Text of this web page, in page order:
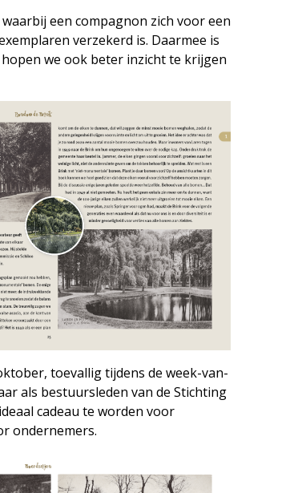
een compagnon zich voor een
verzekerd is. Daarmee is
we ook beter inzicht te krijgen
toevallig tijdens de week-van-
als bestuursleden van de Stichting
cadeau te worden voor
ondernemers.